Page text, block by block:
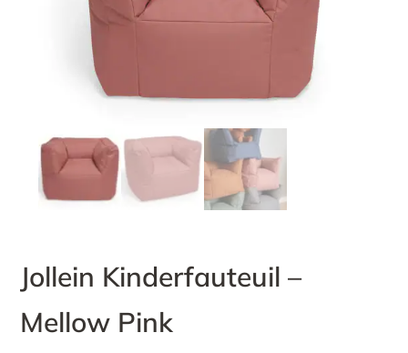
Jollein Kinderfauteuil –
Mellow Pink